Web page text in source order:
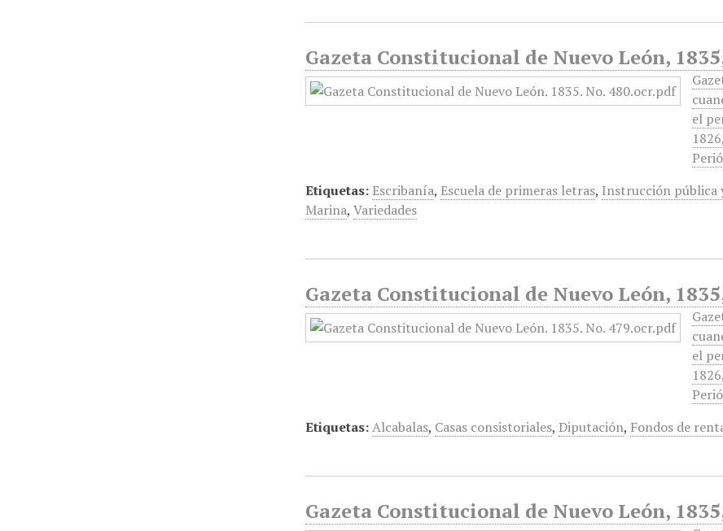
Gazeta Constitucional de Nuevo León,
el
Etiquetas: Escribanía, Escuela de primeras letras, Instrucción pública
Marina,Variedades
Gazeta Constitucional de Nuevo León,
el
Etiquetas:Alcabalas, Casas consistoriales, Diputación, Fondos de
Gazeta Constitucional de Nuevo León,